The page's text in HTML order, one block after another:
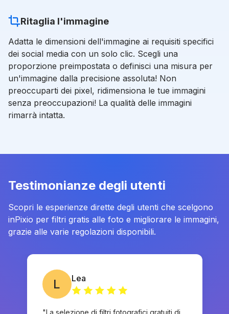
Ritaglia l'immagine
Adatta le dimensioni dell'immagine ai requisiti specifici
dei social media con un solo clic. Scegli una
proporzione preimpostata o definisci una misura per
un'immagine dalla precisione assoluta! Non
preoccuparti dei pixel, ridimensiona le tue immagini
senza preoccupazioni! La qualità delle immagini
rimarrà intatta.
Testimonianze degli utenti
Scopri le esperienze dirette degli utenti che scelgono
inPixio per filtri gratis alle foto e migliorare le immagini,
grazie alle varie regolazioni disponibili.
L Lea